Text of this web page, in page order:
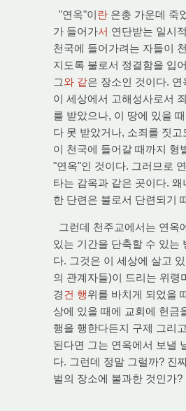
"연옥"이 란 은총 가운데 죽
가 들어가서 연단받는 일시
천국에 들어가려는 자들이
지도록 불로서 정결함을 입
그와 같은 장소인 것이다.
이 세상에서 고해성사로서
를 받았으나, 이 땅에 있을
다 못 받았거나, 소죄를 짓
이 천국에 들어갈 때까지 형
"연옥"인 것이다. 그러므로
타는 감옥과 같은 곳이다.
한 단련은 불로서 단련되기
그런데 천주교에서는 연옥
있는 기간을 단축할 수 있는
다. 그것은 이 세상에 살고
의 관계자들)이 드리는 위령
경건 행위를 바치게 되었을
상에 있을 때에 교회에 헌금
행을 행한다든지 구제 그리
된다면 그는 연옥에서 보낼
다. 그런데 정말 그럴까? 진
벌의 장소에 불과한 것인가?